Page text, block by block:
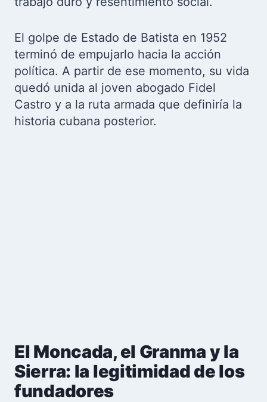
El golpe de Estado de Batista en 1952
terminó de empujarlo hacia la acción
política. A partir de ese momento, su vida
quedó unida al joven abogado Fidel
Castro y a la ruta armada que definiría la
historia cubana posterior.
El Moncada, el Granma y la
Sierra: la legitimidad de los
fundadores